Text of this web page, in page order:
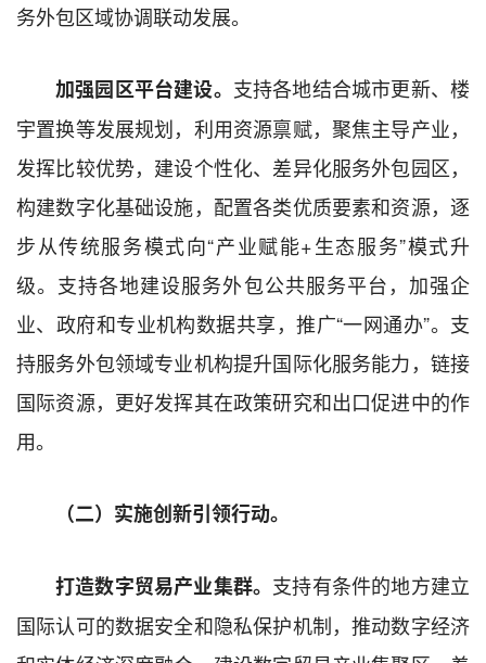
务外包区域协调联动发展。
加强园区平台建设。 支持各地结合城市更新、楼
宇置换等发展规划，利用资源禀赋，聚焦主导产业，
发挥比较优势，建设个性化、差异化服务外包园区，
构建数字化基础设施，配置各类优质要素和资源，逐
步从传统服务模式向“产业赋能+生态服务”模式升
级。支持各地建设服务外包公共服务平台， 加强企
业、政府和专业机构数据共享，推广“一网通办”。支
持服务外包领域专业机构提升国际化服务能力， 链接
国际资源， 更好发挥其在政策研究和出口促进中的作
用。
（二）实施创新引领行动。
打造数字贸易产业集群。 支持有条件的地方建立
国际认可的数据安全和隐私保护机制，推动数字经济